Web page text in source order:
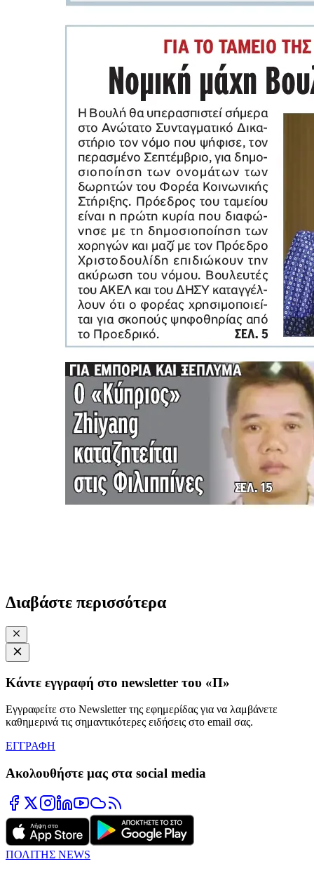
Διαβάστε περισσότερα
Κάντε εγγραφή στο newsletter του «Π»
Εγγραφείτε στο Newsletter της εφημερίδας για να λαμβάνετε
καθημερινά τις σημαντικότερες ειδήσεις στο email σας.
ΕΓΓΡΑΦΗ
Ακολουθήστε μας στα social media
ΠΟΛΙΤΗΣ NEWS